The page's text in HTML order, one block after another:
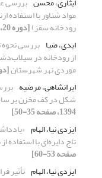
رودخانه سقز)[دوره 20، شماره 2، 1404، صفحه 65-79]
ایدی، ضیا بررسی
از رودخانه در
موردی نهر شهرستان[دوره 20،
ایرانشاهی، مرضیه
شکل در کف مخزن بر
1394، صفحه 35-50]
ایزدی نیا، الهام
تاج دایره‌ای با
صفحه 53-60]
ایزدی نیا، الهام تأثیر